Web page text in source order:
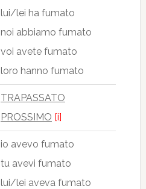
lui/lei ha fumato
noi abbiamo fumato
voi avete fumato
loro hanno fumato
TRAPASSATO
PROSSIMO [i]
io avevo fumato
tu avevi fumato
lui/lei aveva fumato